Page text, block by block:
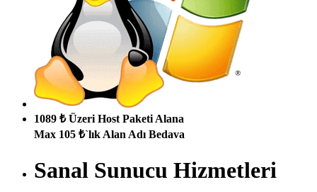
1089 ₺ Üzeri Host Paketi Alana
Max 105 ₺`lık Alan Adı Bedava
Sanal Sunucu Hizmetleri